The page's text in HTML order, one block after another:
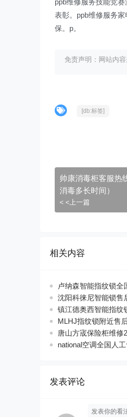
ppb维修服务技能竞
表彰。ppb维修服务
保。p。
免责声明：网站内
[db:标签]
帅康消毒柜客服热
消毒多长时间）
< <上一篇
相关内容
卢纳森智能指纹锁全
沈阳科徕尼智能锁售
镇江德奥西智能指纹
MLHJ指纹锁附近售
唐山方宬保险柜维修
national空调全国人
发表评论